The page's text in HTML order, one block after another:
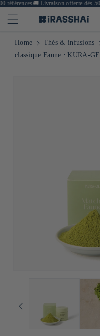
références🚚Livraison offerte dès
Home Thés & infusions
classique Faune ⋅ KURA-